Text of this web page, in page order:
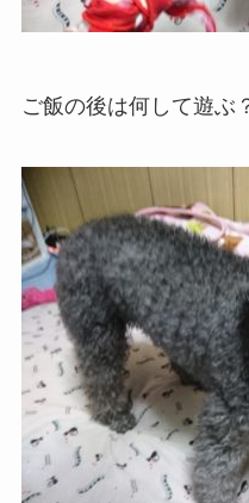
ご飯の後は何して遊ぶ